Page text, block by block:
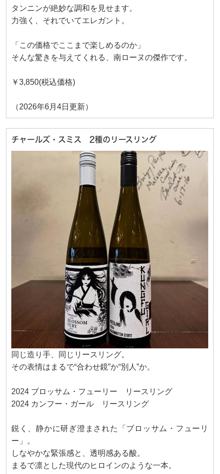
タンニンが絶妙な調和を見せます。
力強く、それでいてエレガント。
「この価格でここまで楽しめるのか」
そんな驚きを与えてくれる、南ローヌの傑作です。
￥3,850(税込価格)
（2026年6月4日更新）
チャールズ・スミス 2種のリースリング
同じ造り手、同じリースリング。
その表情はまるで“合わせ鏡”か“別人”か。
2024 ブロッサム・フューリー リースリング
2024 カンフー・ガール リースリング
鋭く、静かに研ぎ澄まされた「ブロッサム・フューリ
ー」。
しなやかな緊張感と、透明感ある酸。
まるで凛とした現代のヒロインのような一本。